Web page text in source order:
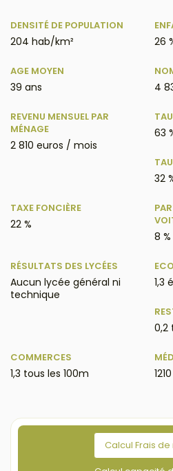
DENSITÉ DE POPULATION
204 hab/km² 26
AGE MOYEN
39 ans 4
REVENU MENSUEL PAR
MÉNAGE
2 810 euros / mois
63
32
TAXE FONCIÈRE
22 %
8 %
RÉSULTATS DES LYCÉES
Aucun lycée général ni
technique
1,3
0,2
COMMERCES
1,3 tous les 100m
Calcul Frais